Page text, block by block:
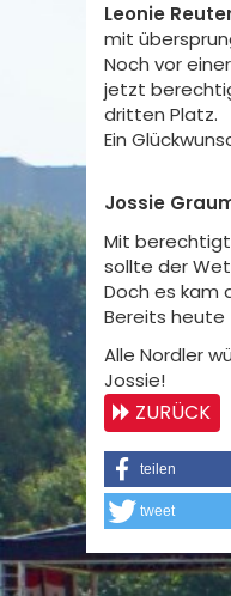
Leonie
mit
Noch vor
jetzt
dritten Platz.
Ein
Jossie
Mit
sollte der
Doch es kam
Bereits heute
Alle Nordler
Jossie!
ZURÜCK
teilen
tweet